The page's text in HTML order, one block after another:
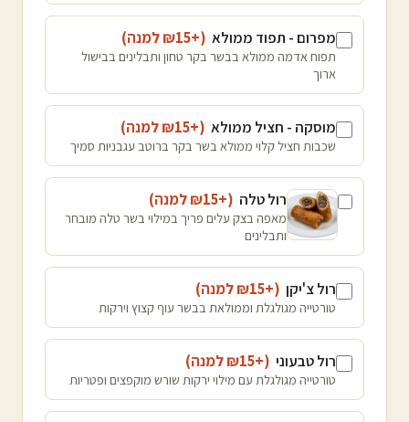
מפרום - תפוד ממולא (+₪
15 למנה)
תפוח אדמה ממולא בבשר בקר טחון ותבלינים בבישול
ארוך
מוסקה - חציל ממולא (+₪
15 למנה)
שכבות חציל קלוי ממולא בשר בקר ברוטב עגבניות סמיך
רול טלה (+₪
15 למנה)
מאפה בצק עלים פריך במילוי בשר טלה מובחר
ותבלינים
רול צ'יקן (+₪
15 למנה)
טורטייה מגולגלת וממולאת בבשר עוף קצוץ וירקות
רול טבעוני (+₪
15 למנה)
טורטייה מגולגלת עם מילוי ירקות שורש מוקפצים ופטריות